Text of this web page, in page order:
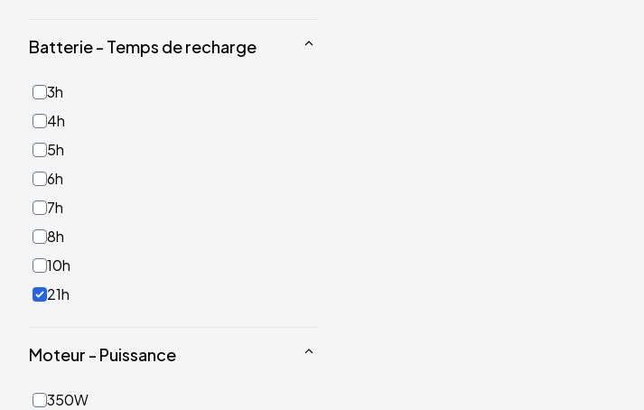
Batterie - Temps de recharge
3h
4h
5h
6h
7h
8h
10h
21h
Moteur - Puissance
350W